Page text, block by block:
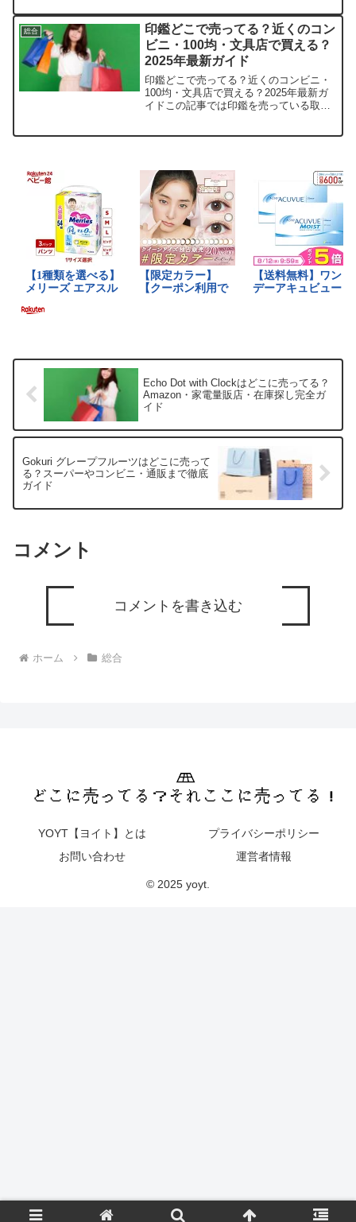
れちゃいますよね。この記事では、キウ
イブラザーズガチャガ...
総合
印鑑どこで売ってる？近くのコン
ビニ・100均・文具店で買える？
2025年最新ガイド
印鑑どこで売ってる？近くのコンビニ・
100均・文具店で買える？2025年最新ガ
イドこの記事では印鑑を売っている取扱
Echo Dot with Clockはどこに売ってる？
Amazon・家電量販店・在庫探し完全ガ
イド
Gokuri グレープフルーツはどこに売って
る？スーパーやコンビニ・通販まで徹底
ガイド
コメント
コメントを書き込む
ホーム 総合
YOYT【ヨイト】とは
プライバシーポリシー
お問い合わせ
運営者情報
© 2025 yoyt.